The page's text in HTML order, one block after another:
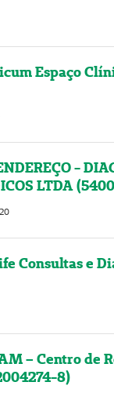
Espaço
-
LTDA
Consultas e
– Centro de
8)